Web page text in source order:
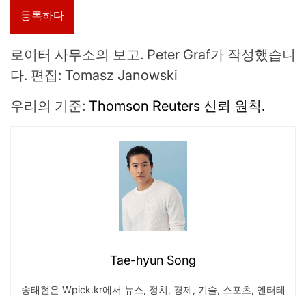
등록하다
로이터 사무소의 보고. Peter Graf가 작성했습니
다. 편집: Tomasz Janowski
우리의 기준: Thomson Reuters 신뢰 원칙.
Tae-hyun Song
송태현은 Wpick.kr에서 뉴스, 정치, 경제, 기술, 스포츠, 엔터테